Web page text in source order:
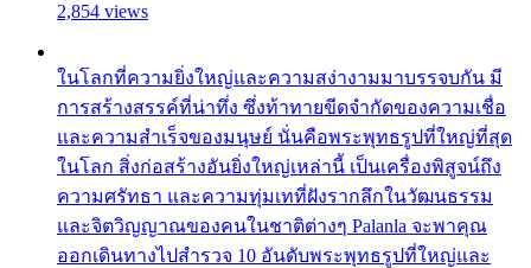
2,854 views
ในโลกที่ความยิ่งใหญ่และความสง่างามมาบรรจบกัน มี
การสร้างสรรค์ที่น่าทึ่ง ซึ่งท้าทายขีดจำกัดของความเชื่อ
และความสำเร็จของมนุษย์ นั่นคือพระพุทธรูปที่ใหญ่ที่สุด
ในโลก สิ่งก่อสร้างอันยิ่งใหญ่เหล่านี้ เป็นเครื่องพิสูจน์ถึง
ความศรัทธา และความทุ่มเทที่ฝังรากลึกในวัฒนธรรม
และจิตวิญญาณของคนในชาติต่างๆ Palanla จะพาคุณ
ออกเดินทางไปสำรวจ 10 อันดับพระพุทธรูปที่ใหญ่และ